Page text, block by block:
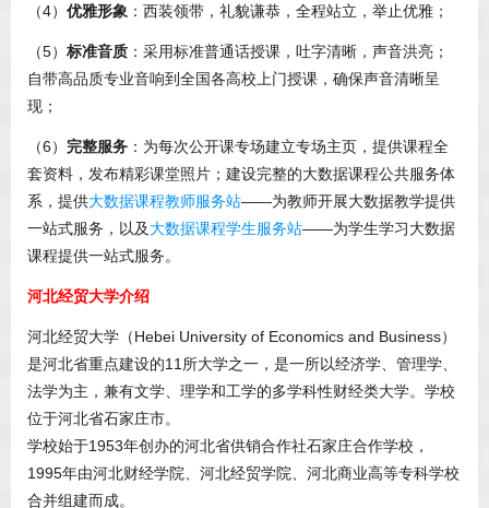
（4） 优雅形象 ：西装领带，礼貌谦恭，全程站立，举止优雅；
（5） 标准音质 ：采用标准普通话授课，吐字清晰，声音洪亮；
自带高品质专业音响到全国各高校上门授课，确保声音清晰呈
现；
（6） 完整服务 ：为每次公开课专场建立专场主页，提供课程全
套资料，发布精彩课堂照片；建设完整的大数据课程公共服务体
系，提供大数据课程教师服务站——为教师开展大数据教学提供
一站式服务，以及大数据课程学生服务站——为学生学习大数据
课程提供一站式服务。
河北经贸大学介绍
河北经贸大学（Hebei University of Economics and Business）
是河北省重点建设的11所大学之一，是一所以经济学、管理学、
法学为主，兼有文学、理学和工学的多学科性财经类大学。学校
位于河北省石家庄市。
学校始于1953年创办的河北省供销合作社石家庄合作学校，
1995年由河北财经学院、河北经贸学院、河北商业高等专科学校
合并组建而成。